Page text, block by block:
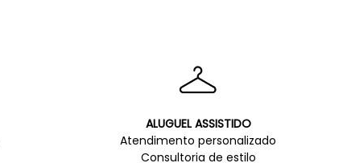
ALUGUEL ASSISTIDO
Atendimento personalizado
Consultoria de estilo